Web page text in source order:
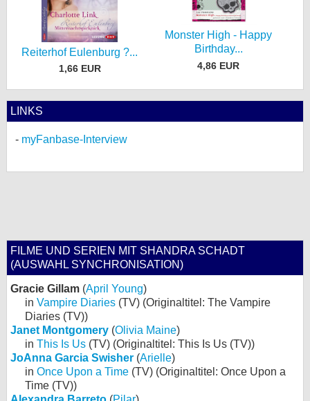
Reiterhof Eulenburg ?...
1,66 EUR
Monster High - Happy
Birthday...
4,86 EUR
LINKS
myFanbase-Interview
FILME UND SERIEN MIT SHANDRA SCHADT
(AUSWAHL SYNCHRONISATION)
Gracie Gillam (April Young)
in Vampire Diaries (TV) (Originaltitel: The Vampire
Diaries (TV))
Janet Montgomery (Olivia Maine)
in This Is Us (TV) (Originaltitel: This Is Us (TV))
JoAnna Garcia Swisher (Arielle)
in Once Upon a Time (TV) (Originaltitel: Once Upon a
Time (TV))